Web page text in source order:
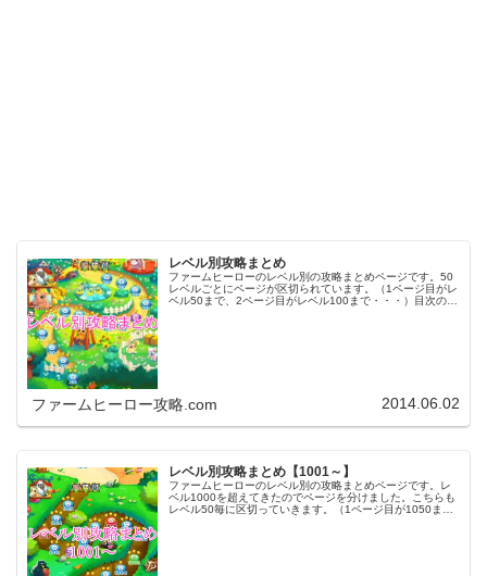
レベル別攻略まとめ
ファームヒーローのレベル別の攻略まとめページです。50
レベルごとにページが区切られています。（1ページ目がレ
ベル50まで、2ページ目がレベル100まで・・・）目次のリ
ファームヒーロー攻略.com 2014.06.02
レベル別攻略まとめ【1001～】
ファームヒーローのレベル別の攻略まとめページです。レ
ベル1000を超えてきたのでページを分けました。こちらも
レベル50毎に区切っていきます。（1ページ目が1050ま